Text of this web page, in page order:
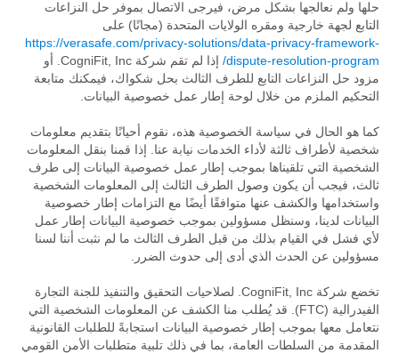
حلها ولم نعالجها بشكل مرض، فيرجى الاتصال بموفر حل النزاعات
التابع لجهة خارجية ومقره الولايات المتحدة (مجانًا) على
https://verasafe.com/privacy-solutions/data-privacy-framework-
dispute-resolution-program/
إذا لم تقم شركة CogniFit, Inc. أو
مزود حل النزاعات التابع للطرف الثالث بحل شكواك، فيمكنك متابعة
التحكيم الملزم من خلال لوحة إطار عمل خصوصية البيانات.
كما هو الحال في سياسة الخصوصية هذه، نقوم أحيانًا بتقديم معلومات
شخصية لأطراف ثالثة لأداء الخدمات نيابة عنا. إذا قمنا بنقل المعلومات
الشخصية التي تلقيناها بموجب إطار عمل خصوصية البيانات إلى طرف
ثالث، فيجب أن يكون وصول الطرف الثالث إلى المعلومات الشخصية
واستخدامها والكشف عنها متوافقًا أيضًا مع التزامات إطار خصوصية
البيانات لدينا، وسنظل مسؤولين بموجب خصوصية البيانات إطار عمل
لأي فشل في القيام بذلك من قبل الطرف الثالث ما لم نثبت أننا لسنا
مسؤولين عن الحدث الذي أدى إلى حدوث الضرر.
تخضع شركة CogniFit, Inc. لصلاحيات التحقيق والتنفيذ للجنة التجارة
الفيدرالية (FTC). قد يُطلب منا الكشف عن المعلومات الشخصية التي
نتعامل معها بموجب إطار خصوصية البيانات استجابةً للطلبات القانونية
المقدمة من السلطات العامة، بما في ذلك تلبية متطلبات الأمن القومي